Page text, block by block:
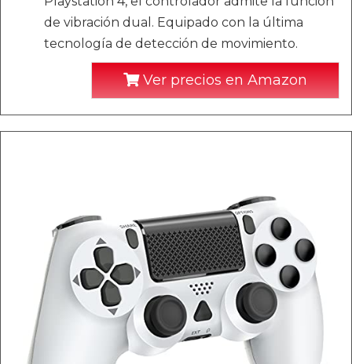
de vibración dual. Equipado con la última
tecnología de detección de movimiento.
Ver precios en Amazon